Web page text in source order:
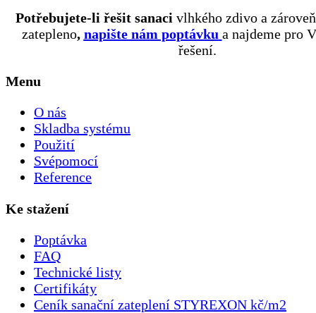
Potřebujete-li řešit sanaci vlhkého zdivo a
zatepleno, napište nám poptávku a najdeme pro
řešení.
Menu
O nás
Skladba systému
Použití
Svépomocí
Reference
Ke stažení
Poptávka
FAQ
Technické listy
Certifikáty
Ceník sanační zateplení STYREXON kč/m2